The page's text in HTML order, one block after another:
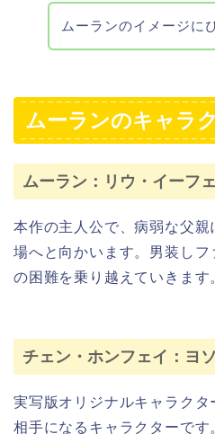
ムーランのイメージに
ムーランのキャラ
ムーラン：リウ・イーフ
本作の主人公で、病弱な父
場へと向かいます。男装しフ
の困難を乗り越えていきます
チェン・ホンフェイ：ヨ
実写版オリジナルキャラク
相手になるキャラクターで